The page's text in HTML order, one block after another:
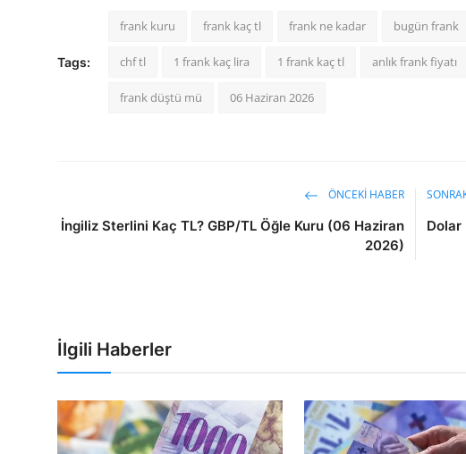
Tags:
frank kuru frank kaç tl frank ne kadar bugün frank
chf tl 1 frank kaç lira 1 frank kaç tl anlık frank fiyatı
frank düştü mü 06 Haziran 2026
ÖNCEKI HABER
İngiliz Sterlini Kaç TL? GBP/TL Öğle Kuru (06 Haziran
2026)
Dolar
İlgili Haberler